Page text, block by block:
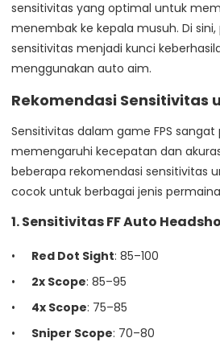
sensitivitas yang optimal untuk
menembak ke kepala musuh. Di
sensitivitas menjadi kunci
menggunakan auto aim.
Rekomendasi Sensitivitas
Sensitivitas dalam game FPS
memengaruhi kecepatan dan
beberapa rekomendasi sensitivitas
cocok untuk berbagai jenis
1. Sensitivitas FF Auto
Red Dot Sight: 85–100
2x Scope: 85–95
4x Scope: 75–85
Sniper Scope: 70–80